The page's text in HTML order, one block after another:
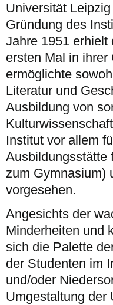
Universität
Gründung des
Jahre 1951 erhielt
ersten Mal in
ermöglichte
Literatur und
Ausbildung von
Institut vor allem
Ausbildungsstätte
zum Gymnasium)
vorgesehen.
Angesichts der
Minderheiten und
sich die Palette
der Studenten im
und/oder
Umgestaltung der